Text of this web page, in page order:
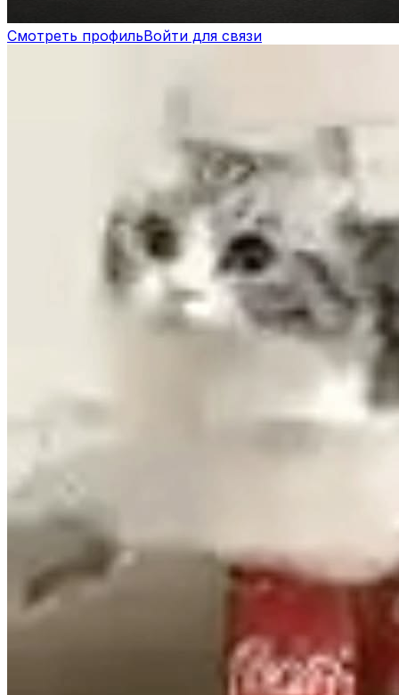
Смотреть профильВойти для связи